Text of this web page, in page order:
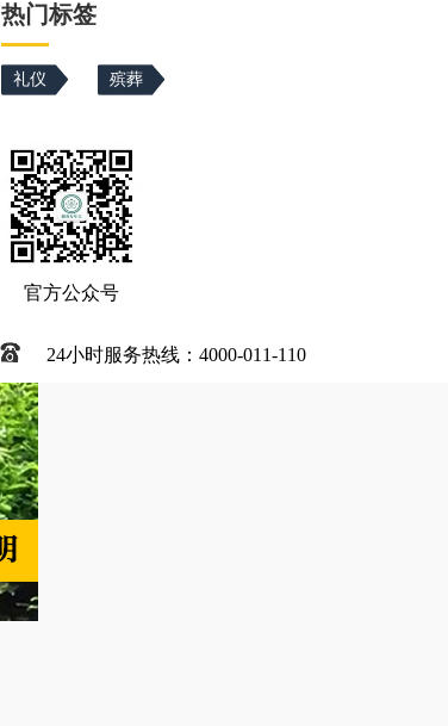
热门标签
礼仪 殡葬
官方公众号
24小时服务热线：4000-011-110